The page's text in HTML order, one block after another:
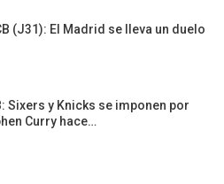
(J31): El Madrid se lleva un duelo
Sixers y Knicks se imponen por
Curry hace…